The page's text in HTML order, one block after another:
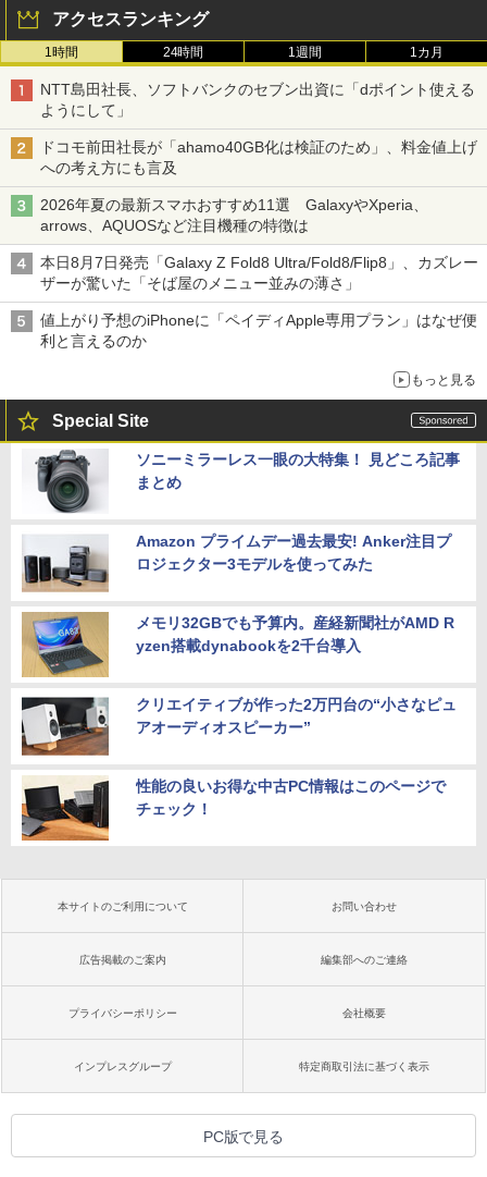
アクセスランキング
1時間 24時間 1週間 1カ月
NTT島田社長、ソフトバンクのセブン出資に「dポイント使える
ようにして」
ドコモ前田社長が「ahamo40GB化は検証のため」、料金値上げ
への考え方にも言及
2026年夏の最新スマホおすすめ11選 GalaxyやXperia、
arrows、AQUOSなど注目機種の特徴は
本日8月7日発売「Galaxy Z Fold8 Ultra/Fold8/Flip8」、カズレー
ザーが驚いた「そば屋のメニュー並みの薄さ」
値上がり予想のiPhoneに「ペイディApple専用プラン」はなぜ便
利と言えるのか
もっと見る
Special Site
ソニーミラーレス一眼の大特集！ 見どころ記事
まとめ
Amazon プライムデー過去最安! Anker注目プ
ロジェクター3モデルを使ってみた
メモリ32GBでも予算内。産経新聞社がAMD R
yzen搭載dynabookを2千台導入
クリエイティブが作った2万円台の“小さなピュ
アオーディオスピーカー”
性能の良いお得な中古PC情報はこのページで
チェック！
本サイトのご利用について お問い合わせ
広告掲載のご案内 編集部へのご連絡
プライバシーポリシー 会社概要
インプレスグループ 特定商取引法に基づく表示
PC版で見る